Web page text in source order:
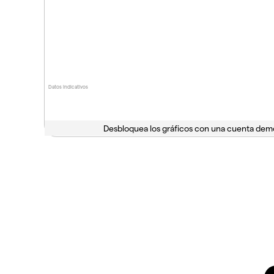
Datos indicativos
Desbloquea los gráficos con una cuenta